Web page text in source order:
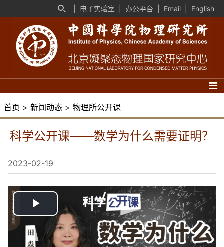
电子实验室 办公平台 Email English
首页 > 新闻动态 > 物理所公开课
科学公开课——数学为什么需要证明？
2023-02-19
播
放